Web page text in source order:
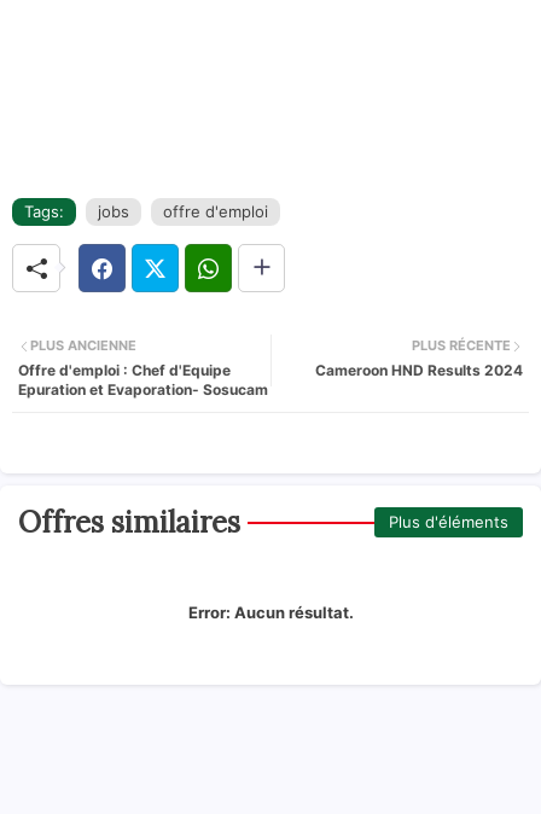
Tags: jobs offre d'emploi
PLUS RÉCENTE
Cameroon HND Results 2024
PLUS ANCIENNE
Offre d'emploi : Chef d'Equipe
Epuration et Evaporation- Sosucam
Offres similaires Plus d'éléments
Error: Aucun résultat.